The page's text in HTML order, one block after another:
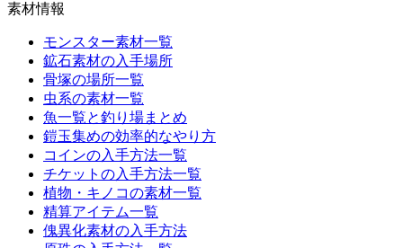
素材情報
モンスター素材一覧
鉱石素材の入手場所
骨塚の場所一覧
虫系の素材一覧
魚一覧と釣り場まとめ
鎧玉集めの効率的なやり方
コインの入手方法一覧
チケットの入手方法一覧
植物・キノコの素材一覧
精算アイテム一覧
傀異化素材の入手方法